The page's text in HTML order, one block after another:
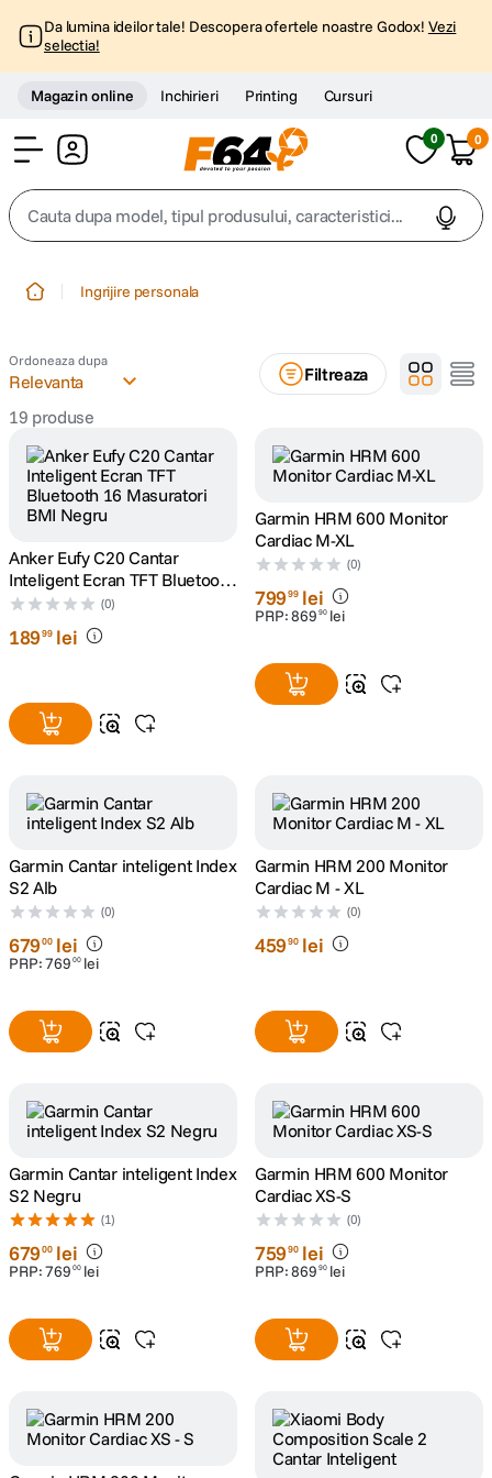
Da lumina ideilor tale! Descopera ofertele noastre Godox! Vezi
selectia!
Magazin online Inchirieri Printing Cursuri
0 0
Cauta dupa model, tipul produsului, caracteristici...
2. trepied
4 . peak design
6 lavaliera
7. sony fx
8.
10. dji osmo
Ingrijire personala
Ordoneaza dupa
Relevanta
Filtreaza
19 produse
Anker Eufy C20 Cantar
Inteligent Ecran TFT Bluetooth
16 Masuratori BMI Negru
(0)
18999 lei
Garmin HRM 600 Monitor
Cardiac M-XL
(0)
79999 lei
PRP:869 90 lei
Garmin Cantar inteligent Index
S2 Alb
(0)
67900 lei
PRP:769 00 lei
Garmin HRM 200 Monitor
Cardiac M - XL
(0)
45990 lei
Garmin Cantar inteligent Index
S2 Negru
(1)
67900 lei
PRP:769 00 lei
Garmin HRM 600 Monitor
Cardiac XS-S
(0)
75990 lei
PRP:869 90 lei